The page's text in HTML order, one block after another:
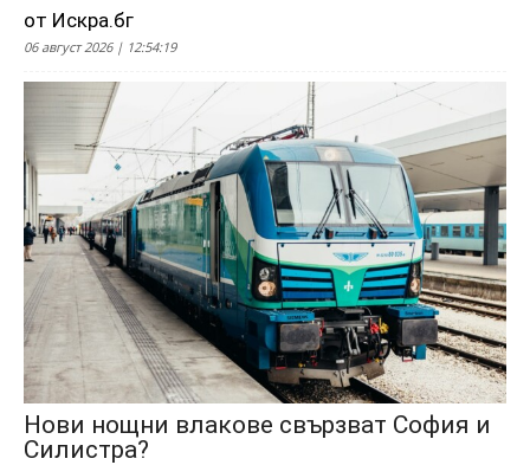
от Искра.бг
06 август 2026 | 12:54:19
Нови нощни влакове свързват София и
Силистра?